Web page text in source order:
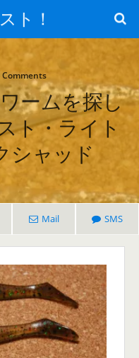
ト！
Comments
ームを探し
ト・ライト
シャッド
Mail SMS